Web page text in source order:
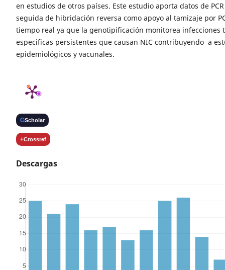
en estudios de otros países. Este estudio aporta datos de PCR
seguida de hibridación reversa como apoyo al tamizaje por
tiempo real ya que la genotipificación monitorea infecciones
especificas persistentes que causan NIC contribuyendo a
epidemiológicos y vacunales.
GScholar
+Crossref
Descargas